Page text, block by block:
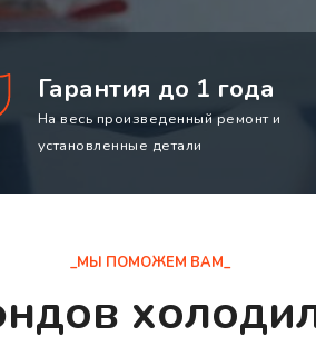
Гарантия до 1 года
На весь произведенный ремонт и
установленные детали
_МЫ ПОМОЖЕМ ВАМ_